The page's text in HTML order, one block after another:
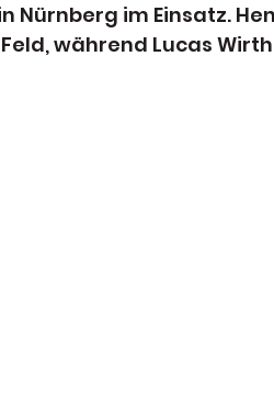
Nürnberg im Einsatz.
während Lucas